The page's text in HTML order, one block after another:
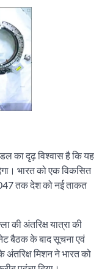
का दृढ़ विश्वास है कि यह
भारत को एक विकसित
तक देश को नई ताकत
की अंतरिक्ष यात्रा की
बैठक के बाद सूचना एवं
मिशन ने भारत को